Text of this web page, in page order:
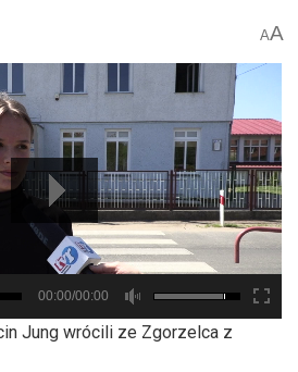
AA
hd2880
hd2160
hd2160
hd1440
hd1080
medium
00:00/00:00
Jung wrócili ze Zgorzelca z